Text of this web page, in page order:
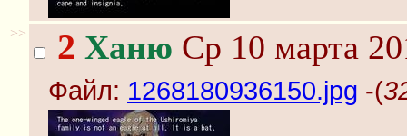
>> 2 Ханю Ср 10 марта
Файл: 1268180936150.jpg -(